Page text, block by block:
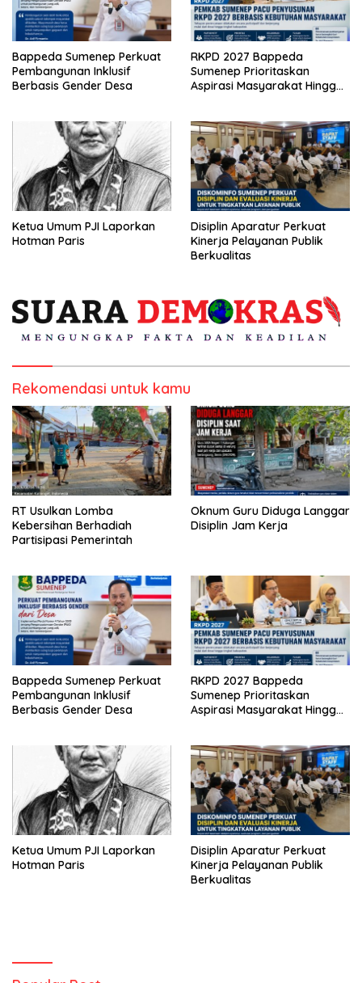
Bappeda Sumenep Perkuat
Pembangunan Inklusif
Berbasis Gender Desa
RKPD 2027 Bappeda
Sumenep Prioritaskan
Aspirasi Masyarakat Hingga
Ketua Umum PJI Laporkan
Hotman Paris
Disiplin Aparatur Perkuat
Kinerja Pelayanan Publik
Berkualitas
Rekomendasi untuk kamu
RT Usulkan Lomba
Kebersihan Berhadiah
Partisipasi Pemerintah
Oknum Guru Diduga Langgar
Disiplin Jam Kerja
Bappeda Sumenep Perkuat
Pembangunan Inklusif
Berbasis Gender Desa
RKPD 2027 Bappeda
Sumenep Prioritaskan
Aspirasi Masyarakat Hingga
Ketua Umum PJI Laporkan
Hotman Paris
Disiplin Aparatur Perkuat
Kinerja Pelayanan Publik
Berkualitas